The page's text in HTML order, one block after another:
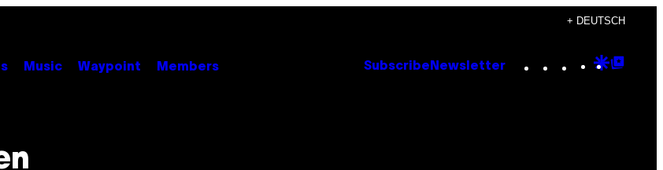
+ DEUTSCH
Music Waypoint Members Subscribe Newsletter Instagram
TikTok
YouTube
Google